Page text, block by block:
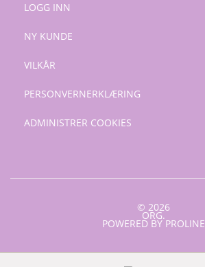
LOGG INN
NY KUNDE
VILKÅR
PERSONVERNERKLÆRING
ADMINISTRER COOKIES
© 2026
ORG.
POWERED BY PROLINE